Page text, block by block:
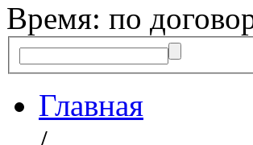
Время: по
Главная